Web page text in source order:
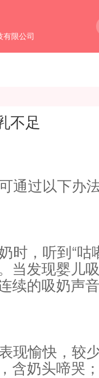
有限公司
不足
通过以下办
时，听到“咕
当发现婴儿
续的吸奶声
现愉快，较
含奶头啼哭